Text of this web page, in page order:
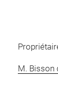
M. Bisson